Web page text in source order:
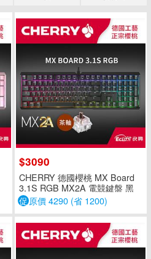
$3090
CHERRY 德國櫻桃 MX Board
3.1S RGB MX2A 電競鍵盤 黑
茶軸 中文
促原價 4290 (省 1200)